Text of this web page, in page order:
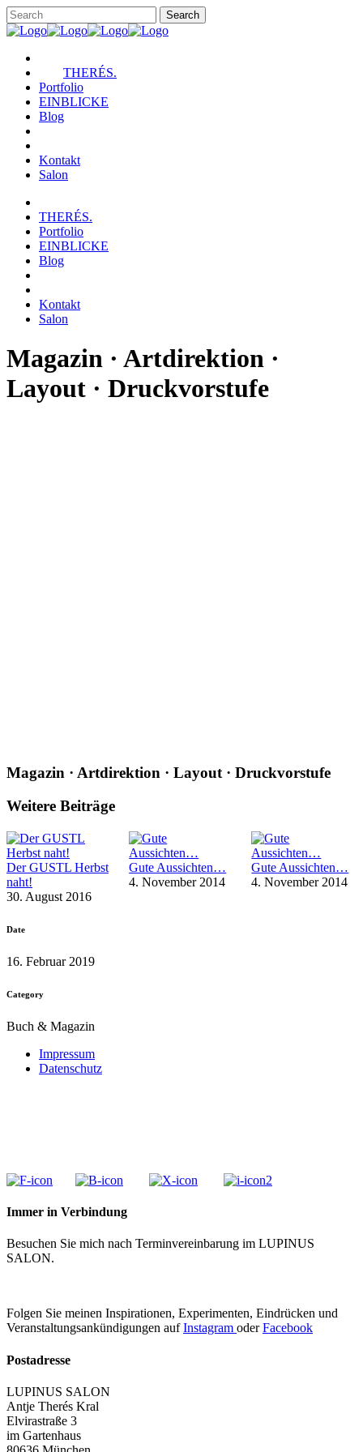
THERÉS.
Portfolio
EINBLICKE
Blog
Kontakt
Salon
THERÉS.
Portfolio
EINBLICKE
Blog
Kontakt
Salon
Magazin · Artdirektion ·
Layout · Druckvorstufe
Magazin · Artdirektion · Layout · Druckvorstufe
Weitere Beiträge
Der GUSTL Herbst
naht!
30. August 2016
Gute Aussichten…
4. November 2014
Gute Aussichten…
4. November 2014
Date
16. Februar 2019
Category
Buch & Magazin
Impressum
Datenschutz
Immer in Verbindung
Besuchen Sie mich nach Terminvereinbarung im LUPINUS
SALON.
Folgen Sie meinen Inspirationen, Experimenten, Eindrücken und
Veranstaltungsankündigungen aufInstagram oderFacebook
Postadresse
LUPINUS SALON
Antje Therés Kral
Elvirastraße 3
im Gartenhaus